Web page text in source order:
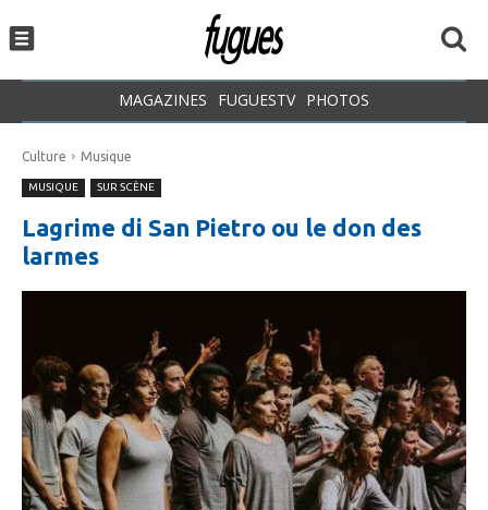
MAGAZINES FUGUESTV PHOTOS
Culture Musique
MUSIQUE SUR SCÈNE
Lagrime di San Pietro ou le don des
larmes